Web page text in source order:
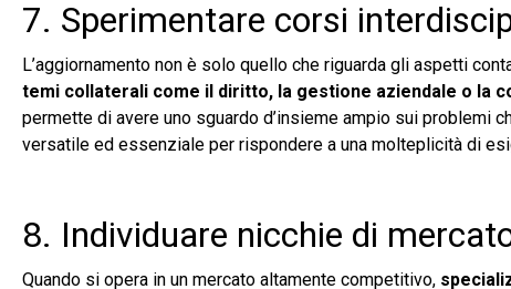
7. Sperimentare corsi
L’aggiornamento non è solo quello che riguarda gli aspetti
temi collaterali come il diritto, la gestione aziendale o la
permette di avere uno sguardo d’insieme ampio sui problemi
versatile ed essenziale per rispondere a una molteplicità di
8. Individuare nicchie di
Quando si opera in un mercato altamente competitivo,